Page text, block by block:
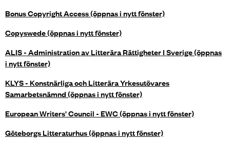
Bonus Copyright Access (öppnas i nytt fönster)
Copyswede (öppnas i nytt fönster)
ALIS - Administration av Litterära Rättigheter I Sverige (öppnas
i nytt fönster)
KLYS - Konstnärliga och Litterära Yrkesutövares
Samarbetsnämnd (öppnas i nytt fönster)
European Writers' Council - EWC (öppnas i nytt fönster)
Göteborgs Litteraturhus (öppnas i nytt fönster)